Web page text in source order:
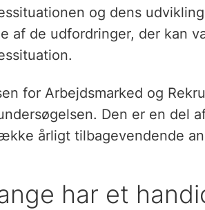
og dens
af de udfordringer, der kan
for Arbejdsmarked og
Den er en del
årligt tilbagevendende
har et